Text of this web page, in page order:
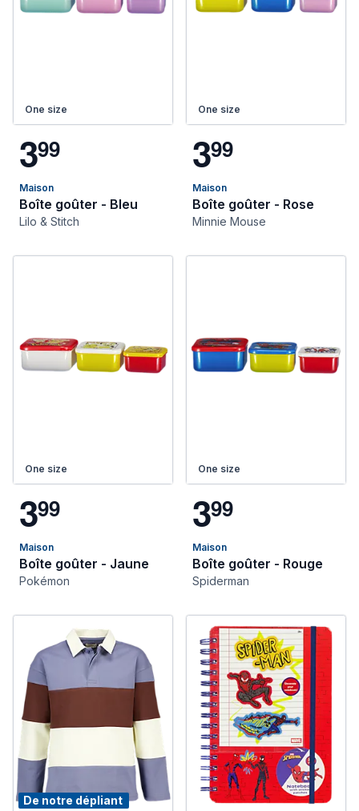
One size
399
Maison
Boîte goûter - Bleu
Lilo & Stitch
One size
399
Maison
Boîte goûter - Rose
Minnie Mouse
One size
399
Maison
Boîte goûter - Jaune
Pokémon
One size
399
Maison
Boîte goûter - Rouge
Spiderman
De notre dépliant